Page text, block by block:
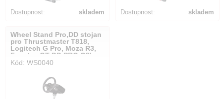
Dostupnost: skladem Dostupnost: skladem
Wheel Stand Pro,DD stojan
pro Thrustmaster T818,
Logitech G Pro, Moza R3,
Fanatec GT DD PRO,CSL
DD
Kód: WS0040